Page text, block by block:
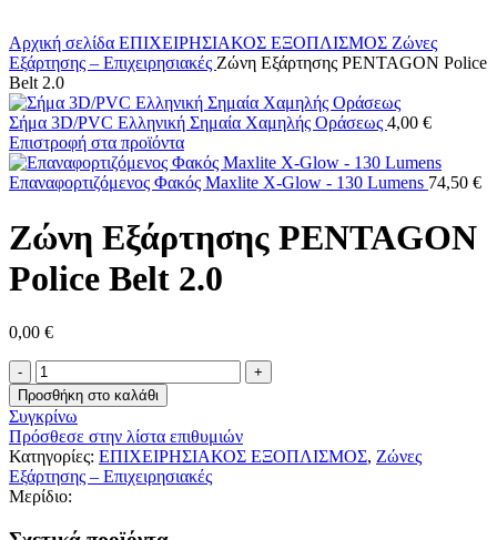
Αρχική σελίδα ΕΠΙΧΕΙΡΗΣΙΑΚΟΣ ΕΞΟΠΛΙΣΜΟΣ Ζώνες
Εξάρτησης – Επιχειρησιακές Ζώνη Εξάρτησης PENTAGON Police
Belt 2.0
Σήμα 3D/PVC Ελληνική Σημαία Χαμηλής Οράσεως 4,00 €
Επιστροφή στα προϊόντα
Επαναφορτιζόμενος Φακός Maxlite X-Glow - 130 Lumens 74,50 €
Ζώνη Εξάρτησης PENTAGON
Police Belt 2.0
0,00 €
Ζώνη
Εξάρτησης
PENTAGON
Police
Belt
2.0
ποσότητα
Προσθήκη στο καλάθι
Συγκρίνω
Πρόσθεσε στην λίστα επιθυμιών
Κατηγορίες: ΕΠΙΧΕΙΡΗΣΙΑΚΟΣ ΕΞΟΠΛΙΣΜΟΣ, Ζώνες
Εξάρτησης – Επιχειρησιακές
Μερίδιο: